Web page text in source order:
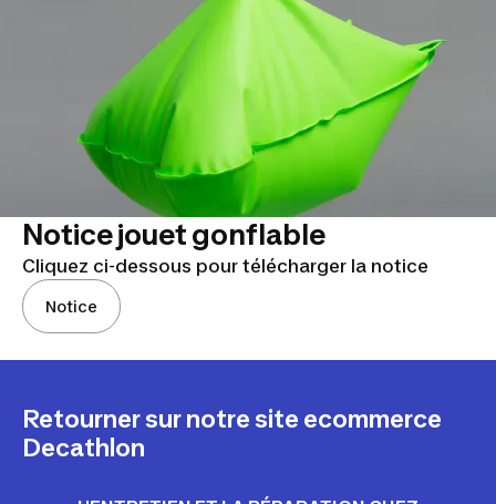
Notice jouet gonflable
Cliquez ci-dessous pour télécharger la notice
Notice
Retourner sur notre site ecommerce
Decathlon